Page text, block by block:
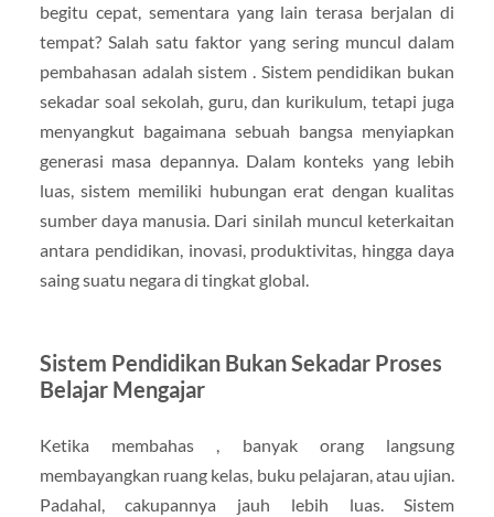
begitu cepat, sementara yang lain terasa berjalan di
tempat? Salah satu faktor yang sering muncul dalam
pembahasan adalah sistem . Sistem pendidikan bukan
sekadar soal sekolah, guru, dan kurikulum, tetapi juga
menyangkut bagaimana sebuah bangsa menyiapkan
generasi masa depannya. Dalam konteks yang lebih
luas, sistem memiliki hubungan erat dengan kualitas
sumber daya manusia. Dari sinilah muncul keterkaitan
antara pendidikan, inovasi, produktivitas, hingga daya
saing suatu negara di tingkat global.
Sistem Pendidikan Bukan Sekadar Proses
Belajar Mengajar
Ketika membahas , banyak orang langsung
membayangkan ruang kelas, buku pelajaran, atau ujian.
Padahal, cakupannya jauh lebih luas. Sistem